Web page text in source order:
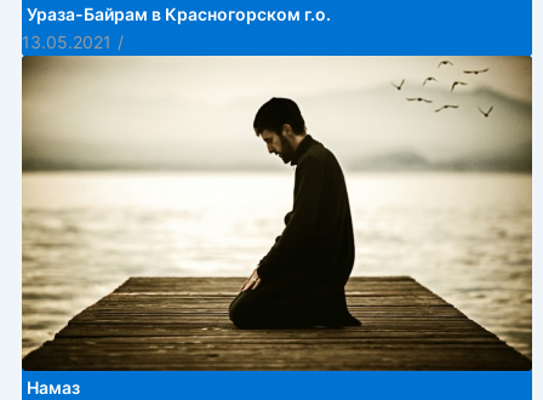
Ураза-Байрам в Красногорском г.о.
13.05.2021 /
Намаз